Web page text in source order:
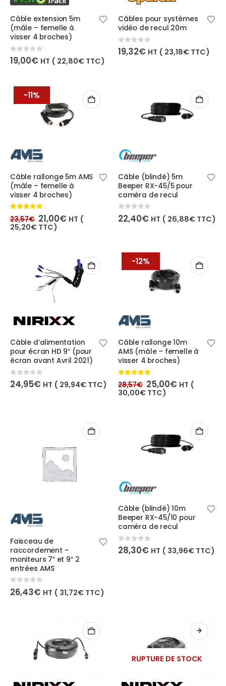
Câble extension 5m
(mâle – femelle à
visser 4 broches)
0out of 5
19,00€ HT ( 22,80€ TTC)
Câbles pour systèmes
vidéo de recul 20m
0out of 5
19,32€ HT ( 23,18€ TTC)
-11%
Câble rallonge 5m AMS
(mâle – femelle à
visser 4 broches)
out of 5
23,57€ Le
prix
initial
21,00€Le
prix
HT (
25,20€ TTC)
Câble (blindé) 5m
Beeper RX-45/5 pour
caméra de recul
0out of 5
22,40€ HT ( 26,88€ TTC)
Câble d’alimentation
pour écran HD 9″ (pour
écran avant Avril 2021)
0out of 5
24,95€ HT ( 29,94€ TTC)
-12%
Câble rallonge 10m
AMS (mâle – femelle à
visser 4 broches)
5.00out of 5
28,57€ Le
prix
initial
25,00€Le
prix
HT (
30,00€ TTC)
Faisceau de
raccordement –
moniteurs 7″ et 9″ 2
entrées AMS
0out of 5
26,43€ HT ( 31,72€ TTC)
Câble (blindé) 10m
Beeper RX-45/10 pour
caméra de recul
0out of 5
28,30€ HT ( 33,96€ TTC)
RUPTURE DE STOCK